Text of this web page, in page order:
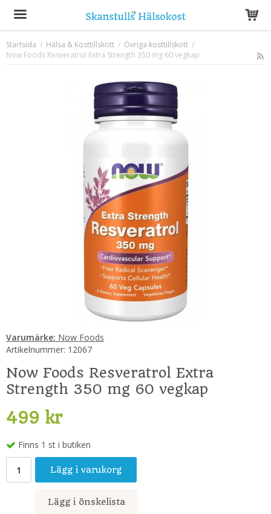
Produkten har blivit tillagd i varukorgen
Startsida / Hälsa & Kosttillskott / Övriga kosttillskott /
Now Foods Resveratrol Extra Strength 350 mg 60 vegkap
Varumärke: Now Foods
Artikelnummer: 12067
Now Foods Resveratrol Extra
Strength 350 mg 60 vegkap
499 kr
Finns 1 st i butiken
Lägg i varukorg
Lägg i önskelista